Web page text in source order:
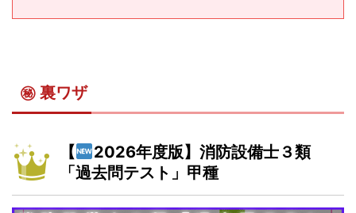
㊙ 裏ワザ
【
2026年度版】消防設備士３類
「過去問テスト」甲種